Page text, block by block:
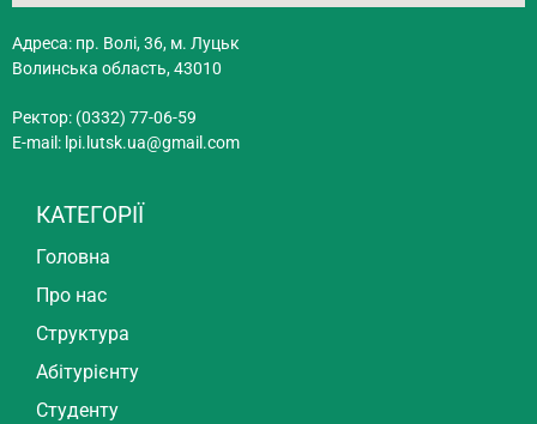
Адреса: пр. Волі, 36, м. Луцьк
Волинська область, 43010
Ректор: (0332) 77-06-59
E-mail: lpi.lutsk.ua@gmail.com
КАТЕГОРІЇ
Головна
Про нас
Структура
Абітурієнту
Студенту